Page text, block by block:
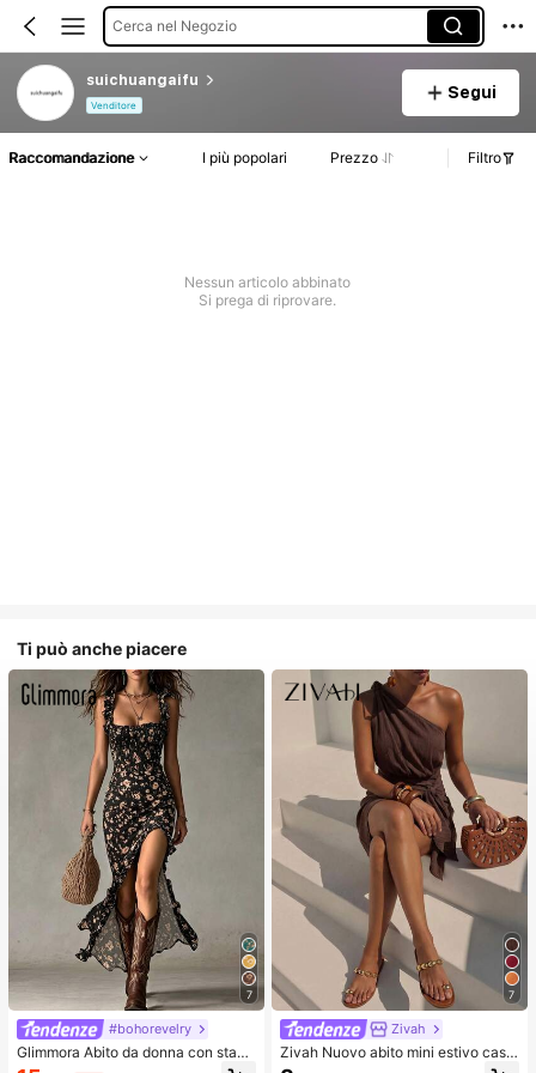
Cerca nel Negozio
suichuangaifu
Venditore
Segui
Raccomandazione I più popolari Prezzo Filtro
Nessun articolo abbinato
Si prega di riprovare.
Ti può anche piacere
7
#bohorevelry
Glimmora Abito da donna con stam
pa integrale, spalline sottili e bordi c
7
Zivah
Zivah Nuovo abito mini estivo casu
al da pendolare e vacanza in lino m